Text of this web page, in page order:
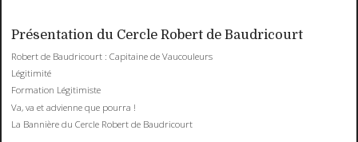
Présentation du Cercle Robert de Baudricourt
Robert de Baudricourt : Capitaine de Vaucouleurs
Légitimité
Formation Légitimiste
Va, va et advienne que pourra !
La Bannière du Cercle Robert de Baudricourt